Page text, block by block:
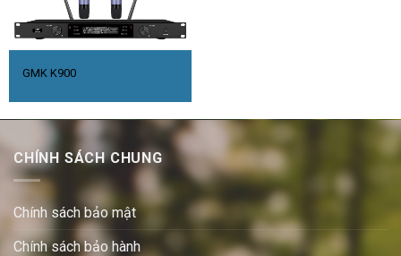
GMK K900
CHÍNH SÁCH CHUNG
Chính sách bảo mật
Chính sách bảo hành